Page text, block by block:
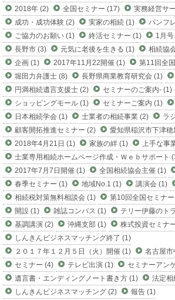
2018年 (2)
全国セミナー (17)
実務経営サ
成功・成功体験 (2)
実家の相続 (1)
パンフ
ご協力のお願い (1)
終活セミナー (1) 1月
長野市 (3)
元気に老後を生きる (1) 相続協
企画 (1)
2017年11月22開催 (1)
第11回全
堀田力弁護士 (8)
長野県商業教育研究会 (1)
円満相続遺言支援士 (2)
セミナーのご案内- (1)
ショッピングモール (1)
セミナーご案内 (1)
日本相続学会 (1)
士業者の相続事業 (2) ラ
顧客開拓推進セミナー (2)
愛知県稲沢市下津穂
2018年4月21日 (1)
家族の絆 (1)
上手な事
士業専用相続ホームページ作成・Ｗｅｂサポート
2017年7月7日開催 (1)
全国相続協会主催 (1)
春季セミナー (1)
地域No.1 (1) 講演会 (1)
相続税対策無料相談会 (1)
第10回全国セミナ
開設 (1)
雑誌コンパス (1)
テリー伊藤のト
基調講演 (2)
沖縄支部 (1) 株式投資セミナ
しんきんビジネスマッチング終了 (1)
２０１７年１２月５日（火）開催 (1)
名古屋市
セミナー (4)
テレビ出演 (1)
セミナーアン
遺言書・エンディングノート書き方 (1)
法定相
しんきんビジネスマッチング (2)
報告 (1)